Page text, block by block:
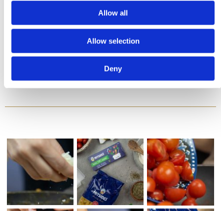
Allow all
Allow selection
Deny
προσθέστε το κρεμμύδι. Προσθέστε την καπνιστή πάπρικα, τη γλυκιά
πάπρικα και τις νιφάδες τσίλι. Προσθέστε τα ντοματίνια, τα 300ml
νερό, τον ζωμό και το αλάτι. Κοχλάστε και στη συνέχεια χαμηλώστε τη
φωτιά, σκεπάστε το τηγάνι και σιγοβράστε για περίπου 30-40 λεπτά,
μέχρι να διαλυθούν οι ντομάτες και να δέσει η σάλτσα.
Προσθέστε το εστραγκόν και το 1ltr βραστό νερό. Προσθέστε τα
ζυμαρικά, ανακατέψτε καλά και μαγειρέψτε για 8-10 λεπτά, μέχρι να
απορροφηθούν τα υγρά. Προσθέστε το Marcarpone, ανακατέψτε και
σερβίρετε με τριμμένη παρμεζάνα.